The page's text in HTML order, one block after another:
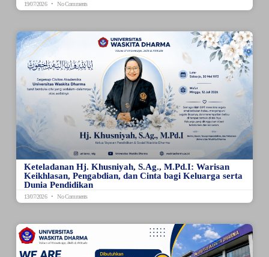
19/07/2026 No Comments
Keteladanan Hj. Khusniyah, S.Ag., M.Pd.I: Warisan
Keikhlasan, Pengabdian, dan Cinta bagi Keluarga serta
Dunia Pendidikan
13/07/2026 No Comments